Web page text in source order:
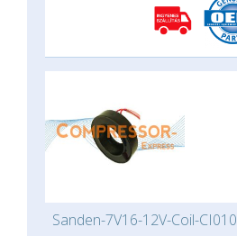
Sanden-7V16-12V-Coil-CI010